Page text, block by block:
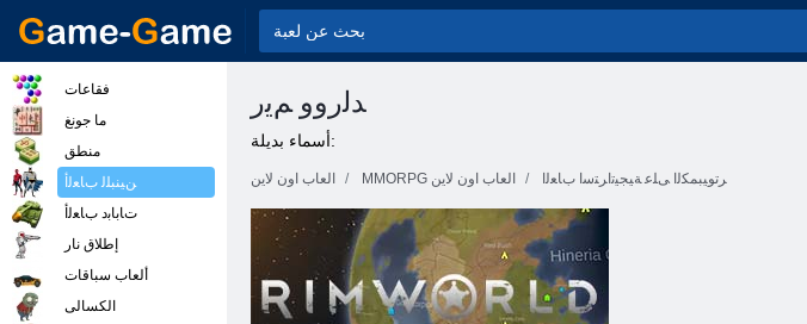
ﺪﻟﺭﻭﻭ ﻢﻳﺭ
أسماء بديلة:
العاب اون لاين MMORPG العاب اون لاين ﺮﺗﻮﻴﺒﻤﻜﻟﺍ ﻰﻠﻋ ﺔﻴﺠﻴﺗﺍﺮﺘﺳﺍ ﺏﺎﻌﻟﺍ
فقاعات
ما جونغ
منطق
ﻦﻴﻨﺒﻠﻟ ﺏﺎﻌﻟﺃ
ﺕﺎﺑﺎﺑﺩ ﺏﺎﻌﻟﺃ
إطلاق نار
ألعاب سباقات
الكسالى